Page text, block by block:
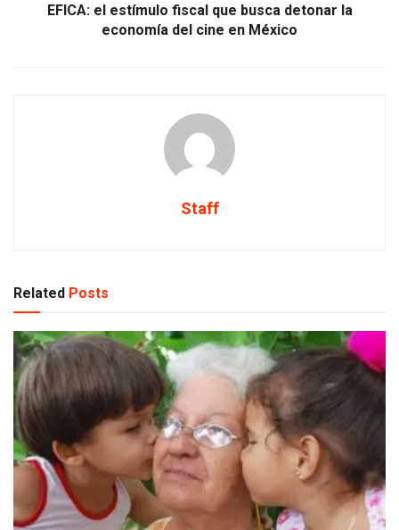
EFICA: el estímulo fiscal que busca detonar la
economía del cine en México
Staff
Related Posts